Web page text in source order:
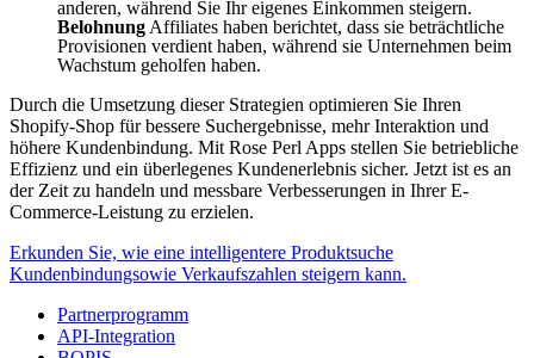
anderen, während Sie Ihr eigenes Einkommen steigern.
Belohnung Affiliates haben berichtet, dass sie beträchtliche
Provisionen verdient haben, während sie Unternehmen beim
Wachstum geholfen haben.
Durch die Umsetzung dieser Strategien optimieren Sie Ihren
Shopify-Shop für bessere Suchergebnisse, mehr Interaktion und
höhere Kundenbindung. Mit Rose Perl Apps stellen Sie betriebliche
Effizienz und ein überlegenes Kundenerlebnis sicher. Jetzt ist es an
der Zeit zu handeln und messbare Verbesserungen in Ihrer E-
Commerce-Leistung zu erzielen.
Erkunden Sie, wie eine intelligentere Produktsuche
Kundenbindungsowie Verkaufszahlen steigern kann.
Partnerprogramm
API-Integration